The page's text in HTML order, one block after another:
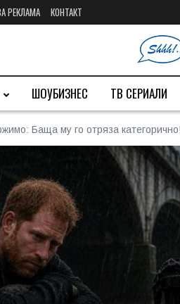
РЕКЛАМА КОНТАКТ
ШОУБИЗНЕС ТВ СЕРИАЛИ
Баща му го отряза